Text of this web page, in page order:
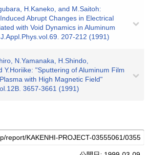
H.Kaneko, and M.Saitoh:
Abrupt Changes in Electrical
with Void Dynamics in Aluminum
207-212 (1991)
N.Yamanaka, H.Shindo,
Y.Horiike: "Sputtering of Aluminum Film
with High Magnetic Field"
3657-3661 (1991)